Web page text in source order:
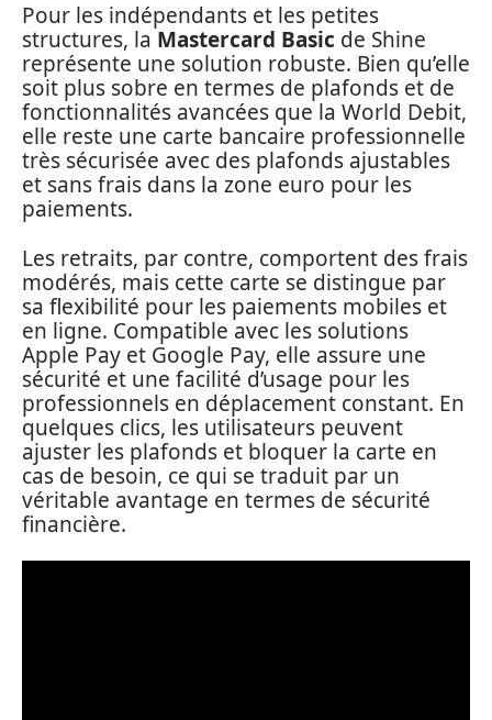
Pour les indépendants et les petites
structures, la Mastercard Basic de Shine
représente une solution robuste. Bien qu’elle
soit plus sobre en termes de plafonds et de
fonctionnalités avancées que la World Debit,
elle reste une carte bancaire professionnelle
très sécurisée avec des plafonds ajustables
et sans frais dans la zone euro pour les
paiements.
Les retraits, par contre, comportent des frais
modérés, mais cette carte se distingue par
sa flexibilité pour les paiements mobiles et
en ligne. Compatible avec les solutions
Apple Pay et Google Pay, elle assure une
sécurité et une facilité d’usage pour les
professionnels en déplacement constant. En
quelques clics, les utilisateurs peuvent
ajuster les plafonds et bloquer la carte en
cas de besoin, ce qui se traduit par un
véritable avantage en termes de sécurité
financière.